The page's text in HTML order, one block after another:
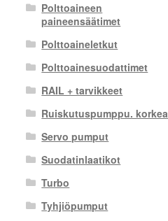
Polttoaineen
paineensäätimet
Polttoaineletkut
Polttoainesuodattimet
RAIL + tarvikkeet
Ruiskutuspumppu. korkea
Servo pumput
Suodatinlaatikot
Turbo
Tyhjiöpumput